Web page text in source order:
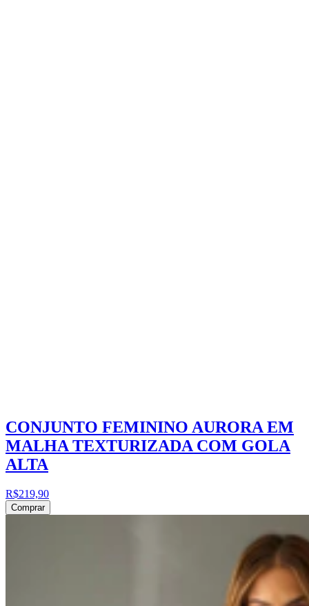
CONJUNTO FEMININO AURORA EM
MALHA TEXTURIZADA COM GOLA
ALTA
R$219,90
Comprar